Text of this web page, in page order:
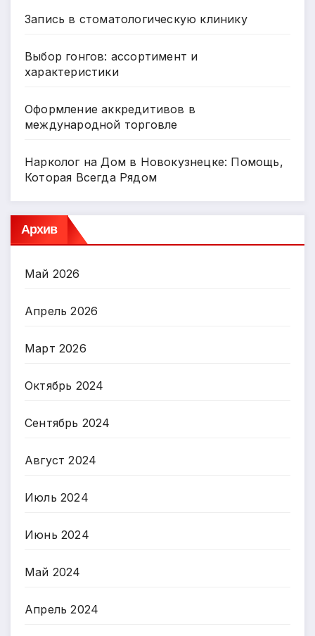
Запись в стоматологическую клинику
Выбор гонгов: ассортимент и
характеристики
Оформление аккредитивов в
международной торговле
Нарколог на Дом в Новокузнецке: Помощь,
Которая Всегда Рядом
Архив
Май 2026
Апрель 2026
Март 2026
Октябрь 2024
Сентябрь 2024
Август 2024
Июль 2024
Июнь 2024
Май 2024
Апрель 2024